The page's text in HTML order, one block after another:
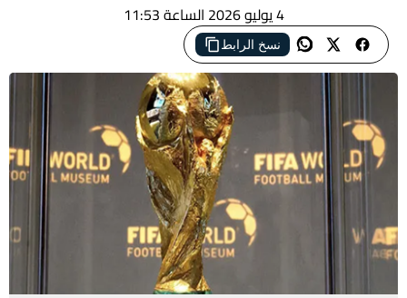
4 يوليو 2026 الساعة 11:53
نسخ الرابط